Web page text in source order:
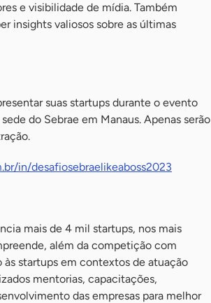
e visibilidade de mídia. Também
insights valiosos sobre as últimas
suas startups durante o evento
do Sebrae em Manaus. Apenas serão
in/desafiosebraelikeaboss2023
mais de 4 mil startups, nos mais
além da competição com
às startups em contextos de atuação
mentorias, capacitações,
das empresas para melhor